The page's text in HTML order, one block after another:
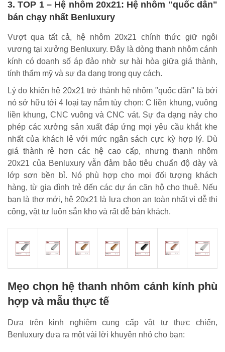
3. TOP 1 – Hệ nhôm 20x21: Hệ nhôm "quốc dân"
bán chạy nhất Benluxury
Vượt qua tất cả, hệ nhôm 20x21 chính thức giữ ngôi
vương tại xưởng Benluxury. Đây là dòng thanh nhôm cánh
kính có doanh số áp đảo nhờ sự hài hòa giữa giá thành,
tính thẩm mỹ và sự đa dạng trong quy cách.
Lý do khiến hệ 20x21 trở thành hệ nhôm "quốc dân" là bởi
nó sở hữu tới 4 loại tay nắm tùy chọn: C liền khung, vuông
liền khung, CNC vuông và CNC vát. Sự đa dạng này cho
phép các xưởng sản xuất đáp ứng mọi yêu cầu khắt khe
nhất của khách lẻ với mức ngân sách cực kỳ hợp lý. Dù
giá thành rẻ hơn các hệ cao cấp, nhưng thanh nhôm
20x21 của Benluxury vẫn đảm bảo tiêu chuẩn độ dày và
lớp sơn bền bỉ. Nó phù hợp cho mọi đối tượng khách
hàng, từ gia đình trẻ đến các dự án căn hộ cho thuê. Nếu
bạn là thợ mới, hệ 20x21 là lựa chọn an toàn nhất vì dễ thi
công, vật tư luôn sẵn kho và rất dễ bán khách.
Mẹo chọn hệ thanh nhôm cánh kính phù
hợp và mẫu thực tế
Dựa trên kinh nghiệm cung cấp vật tư thực chiến,
Benluxury đưa ra một vài lời khuyên nhỏ cho bạn: